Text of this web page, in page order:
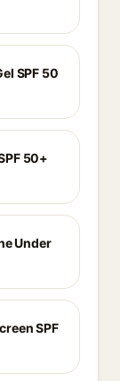
SPF 50
50+
Under
SPF